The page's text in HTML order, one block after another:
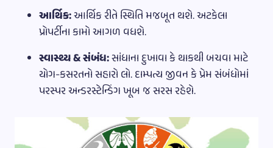
આર્થિક:આર્થિક રીતે સ્થિતિ મજબૂત થશે. અટકેલા
પ્રોપર્ટીના કામો આગળ વધશે.
સ્વાસ્થ્ય & સંબંધ:સાંધાના દુખાવા કે થાકથી બચવા માટે
યોગ-કસરતનો સહારો લો. દામ્પત્ય જીવન કે પ્રેમ સંબંધોમાં
પરસ્પર અન્ડરસ્ટેન્ડિંગ ખૂબ જ સરસ રહેશે.